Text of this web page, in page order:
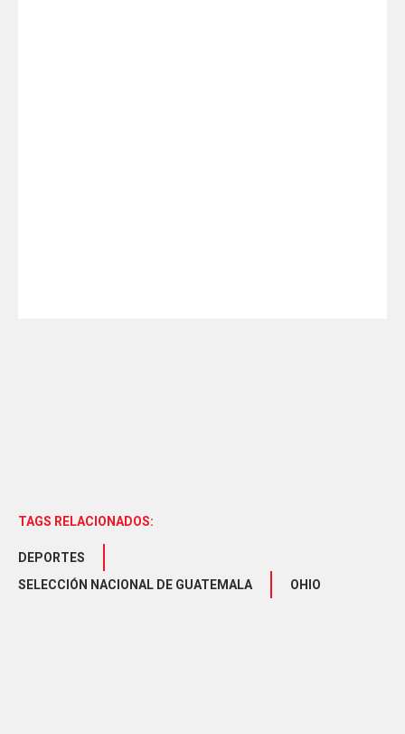
TAGS RELACIONADOS:
DEPORTES
SELECCIÓN NACIONAL DE GUATEMALA
OHIO